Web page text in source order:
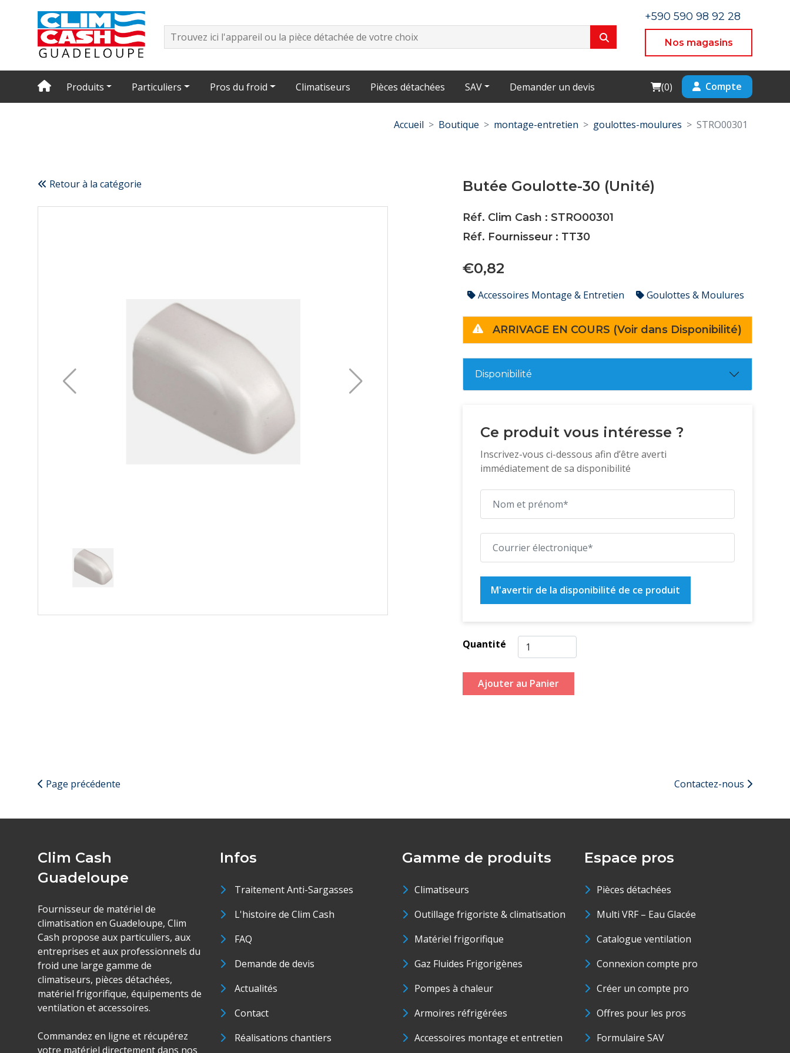
+590 590 98 92 28
Nos magasins
Produits Particuliers Pros du froid Climatiseurs Pièces détachées SAV Demander un devis Cart
(0) Compte
Accueil Boutique montage-entretien goulottes-moulures STRO00301
Retour à la catégorie Butée Goulotte-30 (Unité)
Réf. Clim Cash : STRO00301
Réf. Fournisseur : TT30
€0,82
Accessoires Montage & Entretien Goulottes & Moulures
ARRIVAGE EN COURS (Voir dans Disponibilité)
Disponibilité
Ce produit vous intéresse ?
Inscrivez-vous ci-dessous afin d’être averti
immédiatement de sa disponibilité
M'avertir de la disponibilité de ce produit
Quantité
Ajouter au Panier
Page précédente Contactez-nous
Clim Cash
Guadeloupe
Fournisseur de matériel de
climatisation en Guadeloupe, Clim
Cash propose aux particuliers, aux
entreprises et aux professionnels du
froid une large gamme de
climatiseurs, pièces détachées,
matériel frigorifique, équipements de
ventilation et accessoires.
Commandez en ligne et récupérez
votre matériel directement dans nos
Infos
Traitement Anti-Sargasses
L'histoire de Clim Cash
FAQ
Demande de devis
Actualités
Contact
Réalisations chantiers
Gamme de produits
Climatiseurs
Outillage frigoriste & climatisation
Matériel frigorifique
Gaz Fluides Frigorigènes
Pompes à chaleur
Armoires réfrigérées
Accessoires montage et entretien
Espace pros
Pièces détachées
Multi VRF – Eau Glacée
Catalogue ventilation
Connexion compte pro
Créer un compte pro
Offres pour les pros
Formulaire SAV